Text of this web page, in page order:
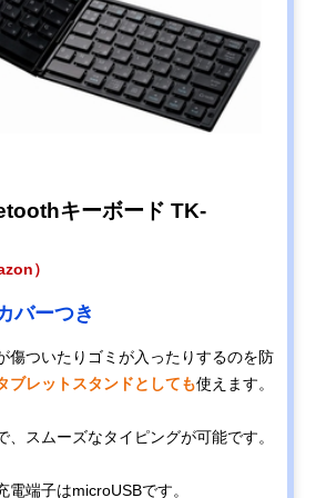
キーボード TK-
）
バーつき
傷ついたりゴミが入ったりするのを防
ブレットスタンドとしても使えます。
、スムーズなタイピングが可能です。
電端子はmicroUSBです。